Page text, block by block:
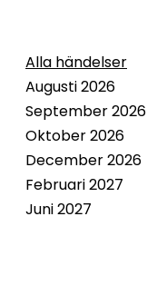
Alla händelser
Augusti 2026
September 2026
Oktober 2026
December 2026
Februari 2027
Juni 2027